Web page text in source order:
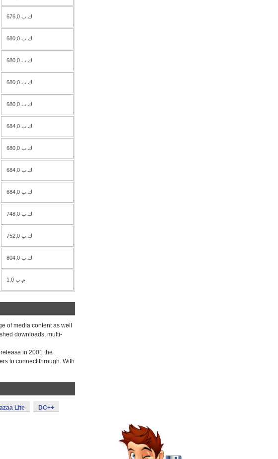
676,0 ك.ب
680,0 ك.ب
680,0 ك.ب
680,0 ك.ب
680,0 ك.ب
684,0 ك.ب
680,0 ك.ب
684,0 ك.ب
684,0 ك.ب
748,0 ك.ب
752,0 ك.ب
804,0 ك.ب
1,0 م.ب
of media content as well
downloads, multi-
in 2001 the
to connect through. With
Lite DC++